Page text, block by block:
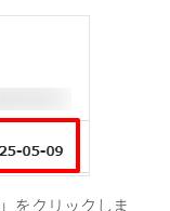
」をクリックしま